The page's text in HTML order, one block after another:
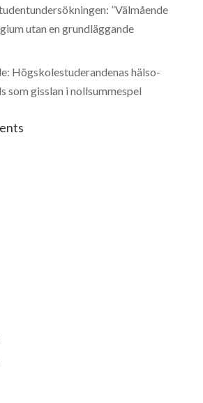
”Välmående
utan en grundläggande
Högskolestuderandenas hälso-
som gisslan i nollsummespel